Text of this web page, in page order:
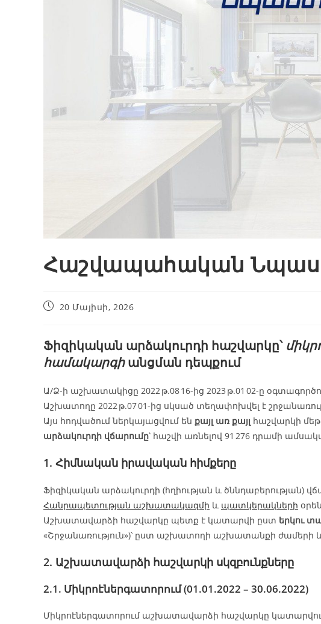
Հաշվապահական
20 Մայիսի, 2026
Ֆիզիկական արձակուրդի հաշվարկը՝
համակարգիանցման դեպքում
Ա/Ձ-ի աշխատակիցը 2022 թ.08 16-ից 2023 թ.01 02-ը
Աշխատողը 2022 թ.07 01-ից սկսած տեղափոխվել է
Այս հոդվածում ներկայացվում են քայլ առ քայլ հաշվարկի
արձակուրդի վճարումը՝ հաշվի առնելով 91 276 դրամի
1. Հիմնական իրավական հիմքերը
Ֆիզիկական արձակուրդի (հղիության և ծննդաբերության)
Հանրապետության աշխատակազմի և պատկերակների
Աշխատավարձի հաշվարկը պետք է կատարվի ըստ երկու
«Շրջանառություն»)՝ ըստ աշխատողի աշխատանքի
2. Աշխատավարձի հաշվարկի սկզբունքները
2.1. Միկրոէներգատորում (01.01.2022 – 30.06.2022)
Միկրոէներգատորում աշխատավարձի հաշվարկը